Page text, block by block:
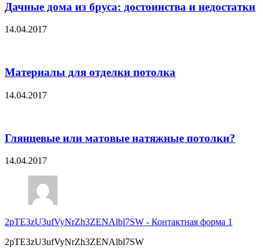
Дачные дома из бруса: достоинства и недостатки
14.04.2017
Материалы для отделки потолка
14.04.2017
Глянцевые или матовые натяжные потолки?
14.04.2017
2pTE3zU3ufVyNrZh3ZENAlbl7SW - Контактная форма 1
2pTE3zU3ufVyNrZh3ZENAlbl7SW